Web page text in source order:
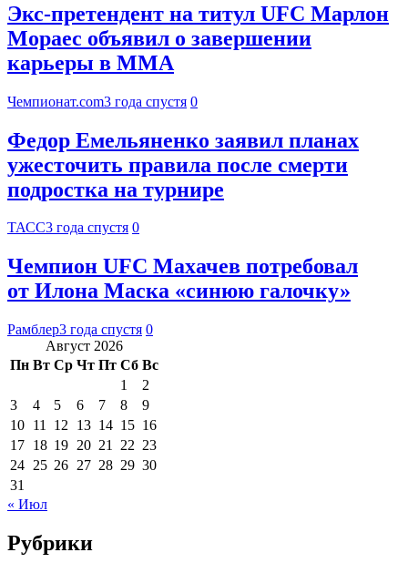
Экс-претендент на титул UFC Марлон
Мораес объявил о завершении
карьеры в ММА
Чемпионат.com3 года спустя 0
Федор Емельяненко заявил планах
ужесточить правила после смерти
подростка на турнире
ТАСС3 года спустя 0
Чемпион UFC Махачев потребовал
от Илона Маска «синюю галочку»
Рамблер3 года спустя 0
Август 2026
Пн Вт Ср Чт Пт Сб Вс
1
2
3
4 5 6 7 8
9
10 11 12 13 14 15 16
17 18 19 20 21 22 23
24 25 26 27 28 29 30
31
« Июл
Рубрики